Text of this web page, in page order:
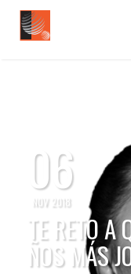
06
NOV 2018
TE RETO A
ÑOS MÁS